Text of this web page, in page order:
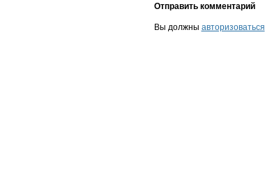
Отправить комментарий
Вы должны авторизоваться